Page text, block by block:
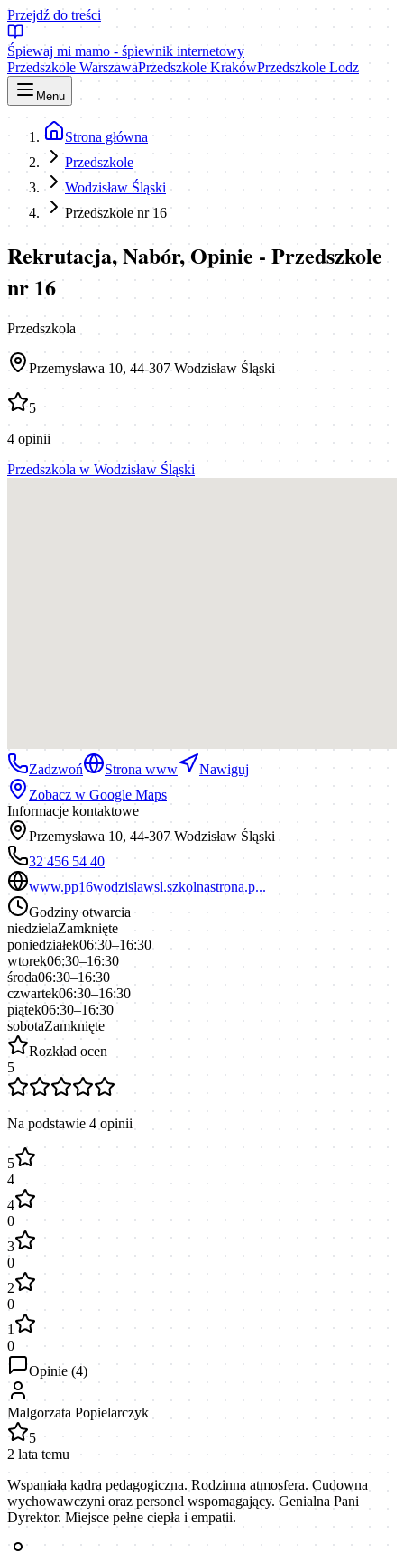
Przejdź do treści
Śpiewaj mi mamo - śpiewnik internetowy
Przedszkole WarszawaPrzedszkole KrakówPrzedszkole Lodz
Menu
Strona główna
Przedszkole
Wodzisław Śląski
Przedszkole nr 16
Rekrutacja, Nabór, Opinie - Przedszkole
nr 16
Przedszkola
Przemysława 10, 44-307 Wodzisław Śląski
5
4 opinii
Przedszkola w Wodzisław Śląski
Zadzwoń Strona www
Nawiguj
Zobacz w Google Maps
Informacje kontaktowe
Przemysława 10, 44-307 Wodzisław Śląski
32 456 54 40
www.pp16wodzislawsl.szkolnastrona.p...
Godziny otwarcia
niedzielaZamknięte
poniedziałek06:30–16:30
wtorek06:30–16:30
środa06:30–16:30
czwartek06:30–16:30
piątek06:30–16:30
sobotaZamknięte
Rozkład ocen
5
Na podstawie 4 opinii
5
4
4
0
3
0
2
0
1
0
Opinie (4)
Malgorzata Popielarczyk
5
2 lata temu
Wspaniała kadra pedagogiczna. Rodzinna atmosfera. Cudowna
wychowawczyni oraz personel wspomagający. Genialna Pani
Dyrektor. Miejsce pełne ciepła i empatii.